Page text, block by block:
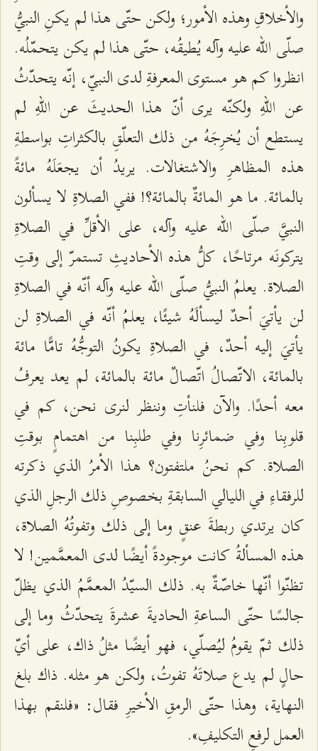
والأخلاقِ وهذه الأمور؛ ولكن حتّى هذا لم يكنِ النبيُّ
صلّى الله عليه وآله يُطيقُه، حتّى هذا لم يكن يتحمّلُه.
انظروا كم هو مستوى المعرفةِ لدى النبيّ، إنّه يتحدّثُ
عن اللهِ ولكنّه يرى أنّ هذا الحديثَ عن اللهِ لم
يستطع أن يُخرِجَهُ من ذلك التعلّقِ بالكثراتِ بواسطةِ
هذه المظاهرِ والاشتغالات. يريدُ أن يجعَلَهُ مائةً
بالمائة. ما هو المائةٌ بالمائة؟! ففي الصلاةِ لا يسألون
النبيَّ صلّى الله عليه وآله، على الأقلِّ في الصلاةِ
يتركونَه مرتاحًا، كلُّ هذه الأحاديثِ تستمرّ إلى وقتِ
الصلاة. يعلمُ النبيُّ صلّى الله عليه وآله أنّه في الصلاةِ
لن يأتيَ أحدٌ ليسألَهُ شيئًا، يعلمُ أنّه في الصلاةِ لن
يأتيَ إليه أحدٌ، في الصلاةِ يكونُ التوجُّهُ تامًّا مائة
بالمائة، الاتّصالُ اتّصالٌ مائة بالمائة، لم يعد يعرفُ
معه أحدًا. والآن فلنأتِ وننظر لنرى نحن، كم في
قلوبِنا وفي ضمائرِنا وفي طلبِنا من اهتمامٍ بوقتِ
الصلاة. كم نحنُ ملتفتون؟ هذا الأمرُ الذي ذكرته
للرفقاءِ في الليالي السابقةِ بخصوصِ ذلك الرجلِ الذي
كان يرتدي ربطةَ عنقٍ وما إلى ذلك وتفوتُهُ الصلاة،
هذه المسألةُ كانت موجودةً أيضًا لدى المعمَّمين! لا
تظنّوا أنّها خاصّةٌ به. ذلك السيّدُ المعمَّمُ الذي يظلّ
جالسًا حتّى الساعةِ الحاديةَ عشرةَ يتحدّثُ وما إلى
ذلك ثمّ يقومُ ليُصلّي، فهو أيضًا مثلُ ذاك، على أيّ
حالٍ لم يدع صلاتَهُ تفوتُ، ولكن هو مثله. ذاك بلغ
النهاية، وهذا حتّى الرمقِ الأخيرِ فقال: «فلنقم بهذا
العمل لرفعِ التكليفِ».